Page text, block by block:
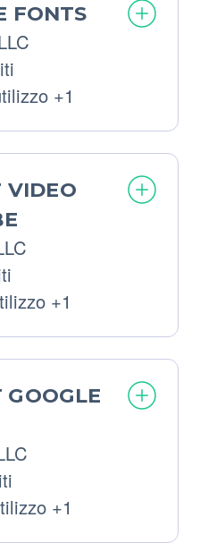
FONTS
+1
VIDEO
+1
+1